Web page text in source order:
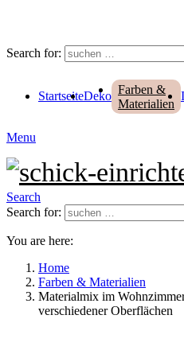
Search for:
StartseiteDeko Farben &
Materialien
Menu
Search
Search for:
You are here:
Home
Farben & Materialien
Materialmix im
verschiedener Oberflächen